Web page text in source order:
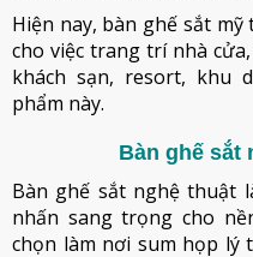
Hiện nay, bàn ghế sắt
cho việc trang trí nhà
khách sạn, resort, khu
phẩm này.
Bàn ghế sắt
Bàn ghế sắt nghệ thuật
nhấn sang trọng cho
chọn làm nơi sum họp lý